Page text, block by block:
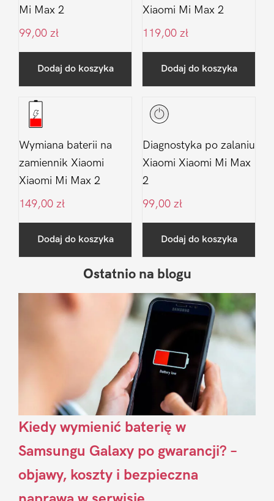
Mi Max 2
99,00 zł
Dodaj do koszyka
Xiaomi Mi Max 2
119,00 zł
Dodaj do koszyka
Wymiana baterii na
zamiennik Xiaomi
Xiaomi Mi Max 2
149,00 zł
Dodaj do koszyka
Diagnostyka po zalaniu
Xiaomi Xiaomi Mi Max
2
99,00 zł
Dodaj do koszyka
Sidebar
Ostatnio na blogu
Kiedy wymienić baterię w
Samsungu Galaxy po gwarancji? –
objawy, koszty i bezpieczna